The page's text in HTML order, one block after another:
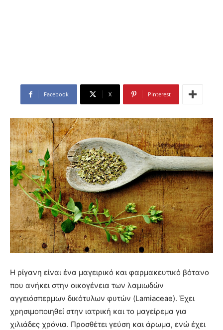
Facebook X Pinterest
Η ρίγανη είναι ένα μαγειρικό και φαρμακευτικό βότανο
που ανήκει στην οικογένεια των λαμιωδών
αγγειόσπερμων δικότυλων φυτών (Lamiaceae). Έχει
χρησιμοποιηθεί στην ιατρική και το μαγείρεμα για
χιλιάδες χρόνια. Προσθέτει γεύση και άρωμα, ενώ έχει